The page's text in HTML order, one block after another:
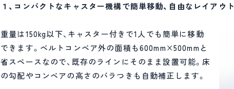
１、コンパクトなキャスター機構で簡単移動、自由なレイアウト
重量は150kg以下、キャスター付きで1人でも簡単に移動
できます。ベルトコンベア外の面積も600mm×500mmと
省スペースなので、既存のラインにそのまま設置可能。床
の勾配やコンベアの高さのバラつきも自動補正します。